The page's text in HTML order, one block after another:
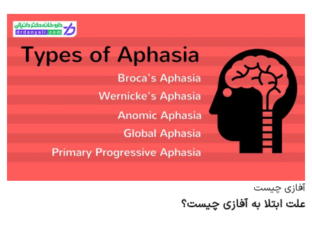
آفازی چیست
علت ابتلا به آفازی چیست؟